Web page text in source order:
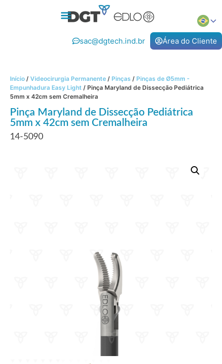
sac@dgtech.ind.br Área do Cliente
Início / Videocirurgia Permanente / Pinças / Pinças de Ø5mm -
Empunhadura Easy Light / Pinça Maryland de Dissecção Pediátrica
5mm x 42cm sem Cremalheira
Pinça Maryland de Dissecção Pediátrica
5mm x 42cm sem Cremalheira
14-5090